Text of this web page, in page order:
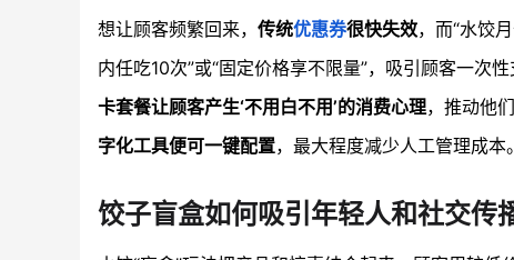
想让顾客频繁回来， 传统优惠券很快失效，而“水饺
内任吃10次”或“固定价格享不限量”，吸引顾客一次
卡套餐让顾客产生‘不用白不用’的消费心理，推动他
字化工具便可一键配置，最大程度减少人工管理成本。
饺子盲盒如何吸引年轻人和社交传